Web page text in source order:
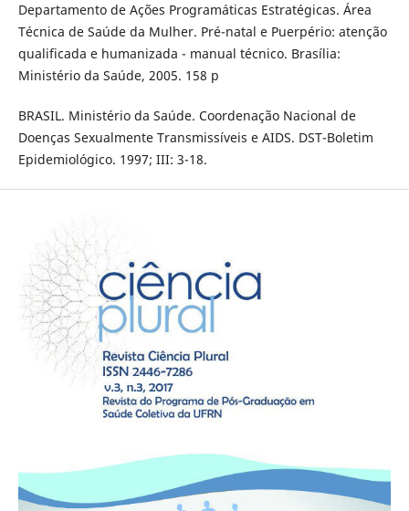
Departamento de Ações Programáticas Estratégicas. Área
Técnica de Saúde da Mulher. Pré-natal e Puerpério: atenção
qualificada e humanizada - manual técnico. Brasília:
Ministério da Saúde, 2005. 158 p
BRASIL. Ministério da Saúde. Coordenação Nacional de
Doenças Sexualmente Transmissíveis e AIDS. DST-Boletim
Epidemiológico. 1997; III: 3-18.